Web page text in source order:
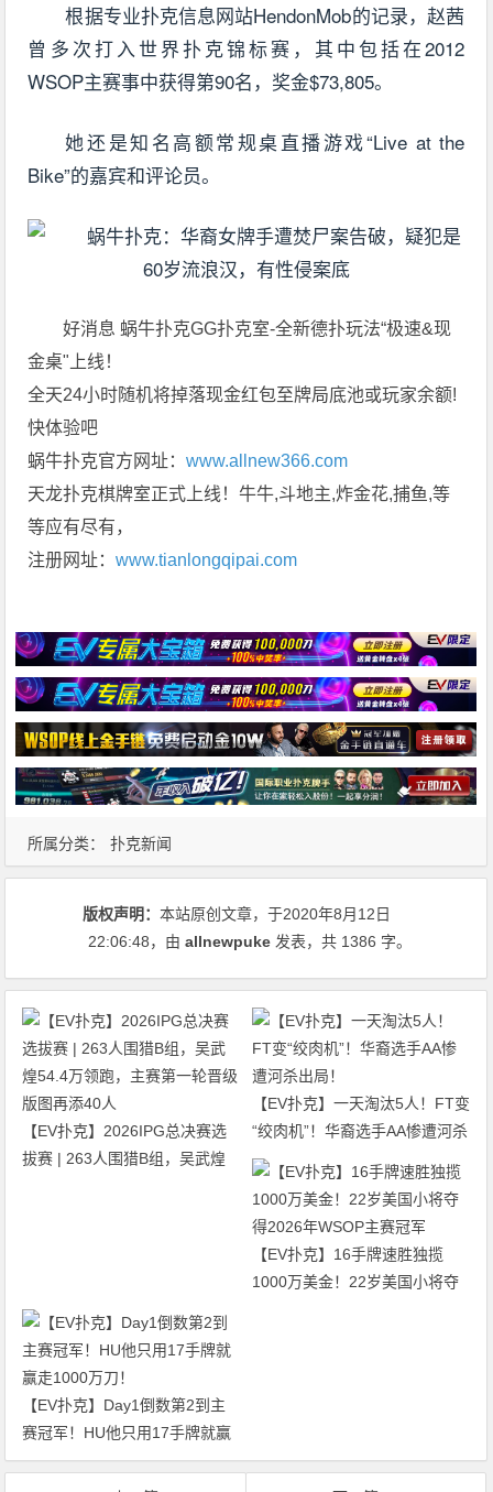
根据专业扑克信息网站HendonMob的记录，赵茜
曾多次打入世界扑克锦标赛，其中包括在2012
WSOP主赛事中获得第90名，奖金$73,805。
她还是知名高额常规桌直播游戏“Live at the
Bike”的嘉宾和评论员。
好消息 蜗牛扑克GG扑克室-全新德扑玩法“极速&现
金桌"上线！
全天24小时随机将掉落现金红包至牌局底池或玩家余额!
快体验吧
蜗牛扑克官方网址：www.allnew366.com
天龙扑克棋牌室正式上线！牛牛,斗地主,炸金花,捕鱼,等
等应有尽有，
注册网址：www.tianlongqipai.com
所属分类： 扑克新闻
版权声明：本站原创文章，于2020年8月12日
22:06:48，由allnewpuke 发表，共 1386 字。
【EV扑克】2026IPG总决赛选
拔赛 | 263人围猎B组，吴武煌
【EV扑克】一天淘汰5人！FT变
“绞肉机”！华裔选手AA惨遭河杀
出局！
【EV扑克】16手牌速胜独揽
1000万美金！22岁美国小将夺
【EV扑克】Day1倒数第2到主
赛冠军！HU他只用17手牌就赢
走1000万刀！